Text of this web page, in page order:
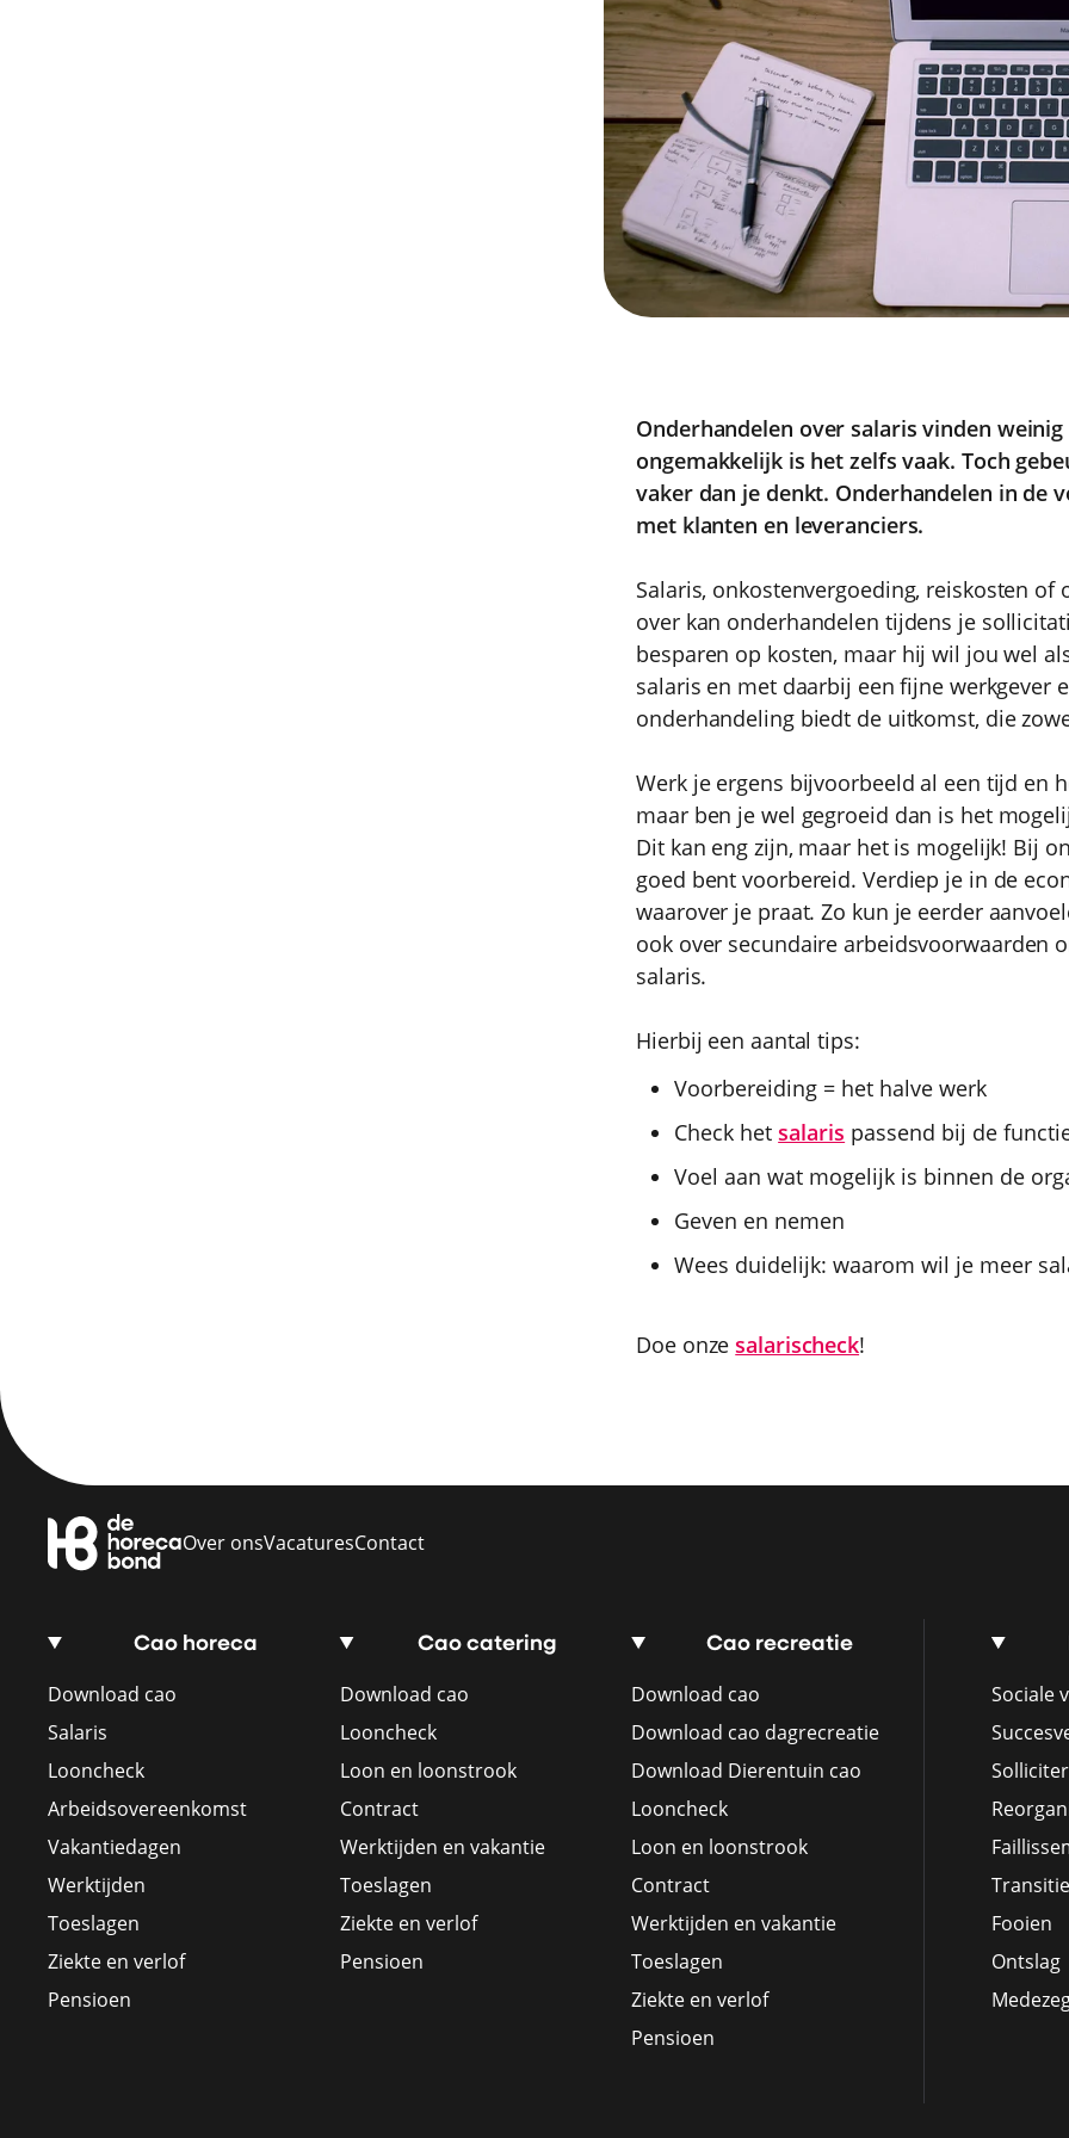
Onderhandelen over salaris vinden
ongemakkelijk is het zelfs vaak. Toch
vaker dan je denkt. Onderhandelen in de
met klanten en leveranciers.
Salaris, onkostenvergoeding, reiskosten
over kan onderhandelen tijdens je
besparen op kosten, maar hij wil jou wel
salaris en met daarbij een fijne werkgever
onderhandeling biedt de uitkomst, die
Werk je ergens bijvoorbeeld al een tijd en
maar ben je wel gegroeid dan is het
Dit kan eng zijn, maar het is mogelijk! Bij
goed bent voorbereid. Verdiep je in de
waarover je praat. Zo kun je eerder
ook over secundaire arbeidsvoorwaarden
salaris.
Hierbij een aantal tips:
Voorbereiding = het halve werk
Check hetsalaris passend bij de
Voel aan wat mogelijk is binnen de
Geven en nemen
Wees duidelijk: waarom wil je meer
Doe onzesalarischeck!
Over onsVacaturesContact
Cao horeca
Download cao
Salaris
Looncheck
Arbeidsovereenkomst
Vakantiedagen
Werktijden
Toeslagen
Ziekte en verlof
Pensioen
Cao catering
Download cao
Looncheck
Loon en loonstrook
Contract
Werktijden en vakantie
Toeslagen
Ziekte en verlof
Pensioen
Cao recreatie
Download cao
Download cao dagrecreatie
Download Dierentuin cao
Looncheck
Loon en loonstrook
Contract
Werktijden en vakantie
Toeslagen
Ziekte en verlof
Pensioen
Sociale
Fooien
Ontslag